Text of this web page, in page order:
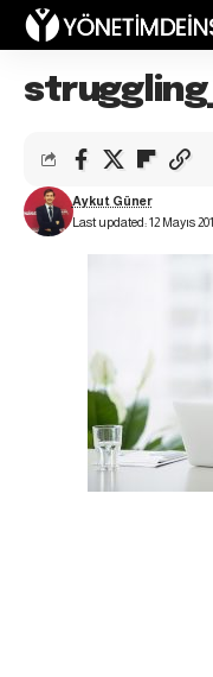
Last updated: 12 Mayıs
Aykut Güner